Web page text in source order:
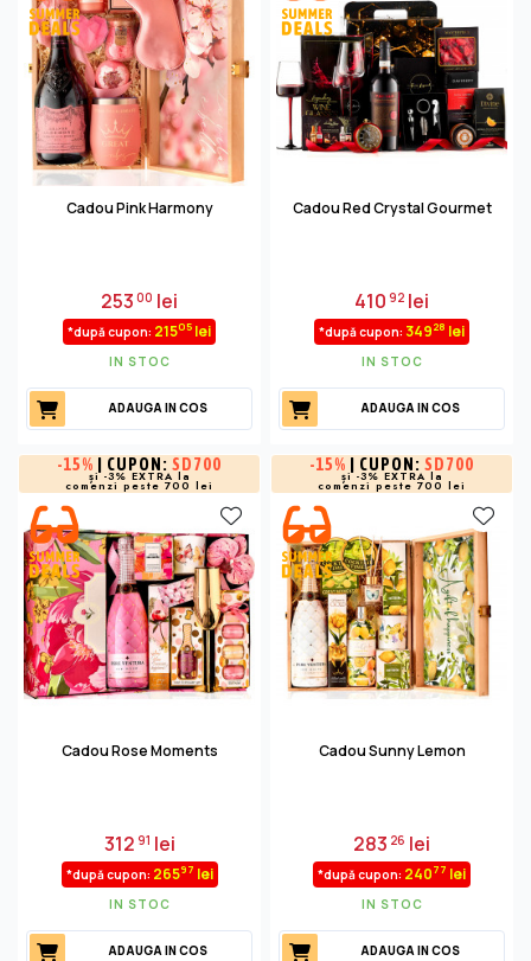
Cadou Pink Harmony
25300 lei
*după cupon: 21505 lei
IN STOC
ADAUGA IN COS
Cadou Red Crystal Gourmet
41092 lei
*după cupon: 34928 lei
IN STOC
ADAUGA IN COS
-15% | CUPON: SD700
și -3% EXTRA la
comenzi peste 700 lei
Cadou Rose Moments
31291 lei
*după cupon: 26597 lei
IN STOC
ADAUGA IN COS
-15% | CUPON: SD700
și -3% EXTRA la
comenzi peste 700 lei
Cadou Sunny Lemon
283 26 lei
*după cupon: 24077 lei
IN STOC
ADAUGA IN COS